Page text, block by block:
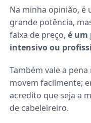
Na minha opinião, é
grande potência,
faixa de preço, é um
intensivo ou
Também vale a
movem facilmente;
acredito que seja a
de cabeleireiro.